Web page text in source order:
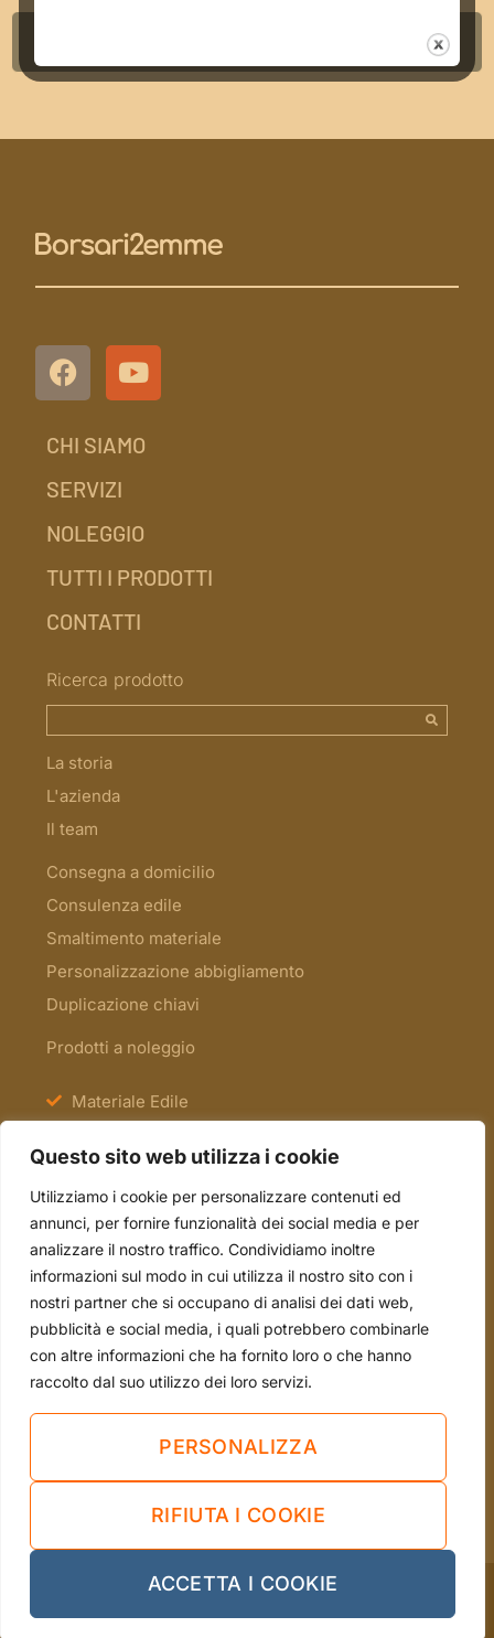
Questo sito web utilizza i cookie
Utilizziamo i cookie per personalizzare contenuti ed
annunci, per fornire funzionalità dei social media e per
analizzare il nostro traffico. Condividiamo inoltre
informazioni sul modo in cui utilizza il nostro sito con i
nostri partner che si occupano di analisi dei dati web,
pubblicità e social media, i quali potrebbero combinarle
con altre informazioni che ha fornito loro o che hanno
raccolto dal suo utilizzo dei loro servizi.
PERSONALIZZA
RIFIUTA I COOKIE
ACCETTA I COOKIE
CHI SIAMO
SERVIZI
NOLEGGIO
TUTTI I PRODOTTI
CONTATTI
Ricerca prodotto
La storia
L'azienda
Il team
Consegna a domicilio
Consulenza edile
Smaltimento materiale
Personalizzazione abbigliamento
Duplicazione chiavi
Prodotti a noleggio
Materiale Edile
Scale e Ponteggi
Occasioni
tel. 051.70.22.15
mail. info@borsari2emme.it
Via Andrea Costa, 4/A - 40013 Castel Maggiore
(BO)
Sei già nostro cliente?
Cookie Policy-Privacy Policy